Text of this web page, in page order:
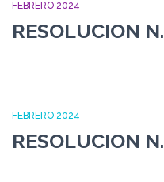
FEBRERO 2024
RESOLUCION
FEBRERO 2024
RESOLUCION